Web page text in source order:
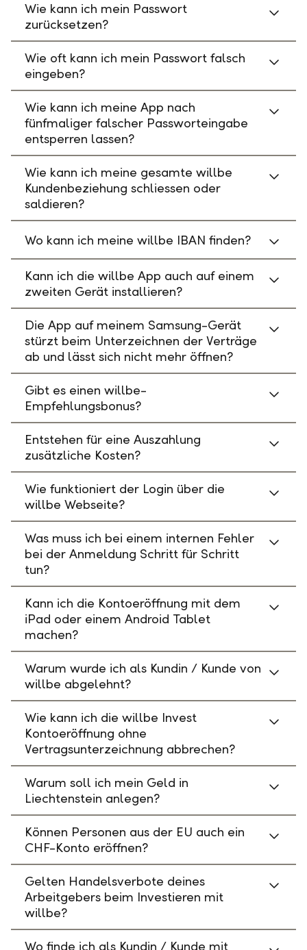
Wie kann ich mein Passwort
zurücksetzen?
Wie oft kann ich mein Passwort falsch
eingeben?
Wie kann ich meine App nach
fünfmaliger falscher Passworteingabe
entsperren lassen?
Wie kann ich meine gesamte willbe
Kundenbeziehung schliessen oder
saldieren?
Wo kann ich meine willbe IBAN finden?
Kann ich die willbe App auch auf einem
zweiten Gerät installieren?
Die App auf meinem Samsung-Gerät
stürzt beim Unterzeichnen der Verträge
ab und lässt sich nicht mehr öffnen?
Gibt es einen willbe-
Empfehlungsbonus?
Entstehen für eine Auszahlung
zusätzliche Kosten?
Wie funktioniert der Login über die
willbe Webseite?
Was muss ich bei einem internen Fehler
bei der Anmeldung Schritt für Schritt
tun?
Kann ich die Kontoeröffnung mit dem
iPad oder einem Android Tablet
machen?
Warum wurde ich als Kundin / Kunde von
willbe abgelehnt?
Wie kann ich die willbe Invest
Kontoeröffnung ohne
Vertragsunterzeichnung abbrechen?
Warum soll ich mein Geld in
Liechtenstein anlegen?
Können Personen aus der EU auch ein
CHF-Konto eröffnen?
Gelten Handelsverbote deines
Arbeitgebers beim Investieren mit
willbe?
Wo finde ich als Kundin / Kunde mit